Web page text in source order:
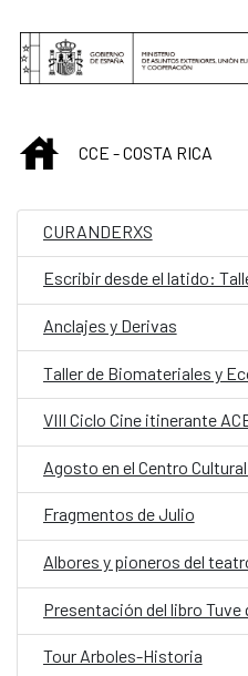
INICIO
CCE - COSTA RICA
CURANDERXS
Anclajes y Derivas
Taller de Biomateriales y
VIII Ciclo Cine itinerante
Fragmentos de Julio
Albores y pioneros del
Presentación del libro
Tour Arboles-Historia